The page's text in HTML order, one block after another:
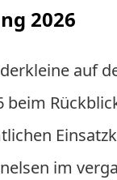
2026
auf
beim
im